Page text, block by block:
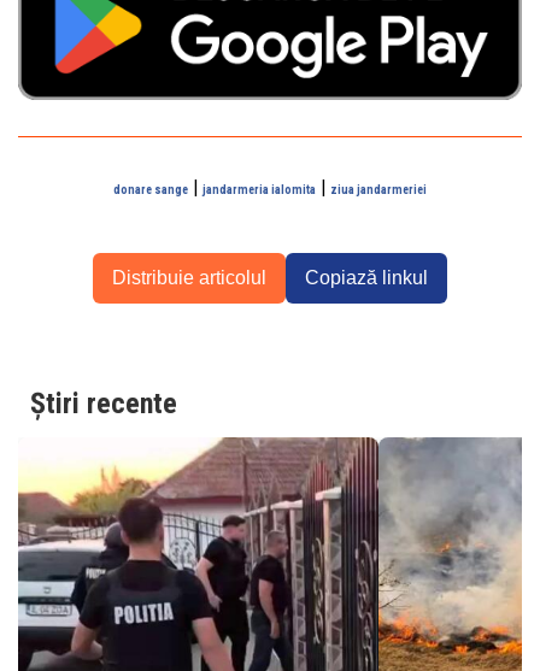
donare sange | jandarmeria ialomita | ziua jandarmeriei
Distribuie articolul Copiază linkul
Știri recente